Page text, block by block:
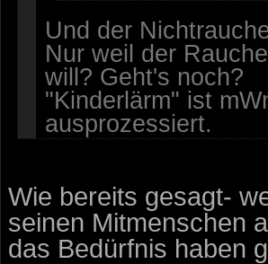
Und der
Nur weil der
will? Geht's noch?
"Kinderlärm" ist
ausprozessiert.
Wie bereits gesagt-
seinen Mitmenschen
das Bedürfnis haben